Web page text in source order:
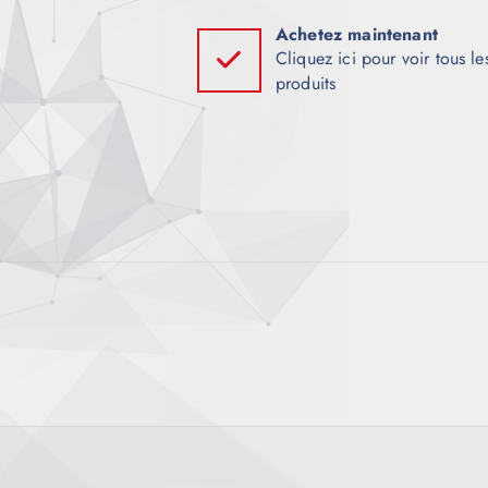
i
o
n
’
Achetez maintenant
Cliquez ici pour voir tous
produits